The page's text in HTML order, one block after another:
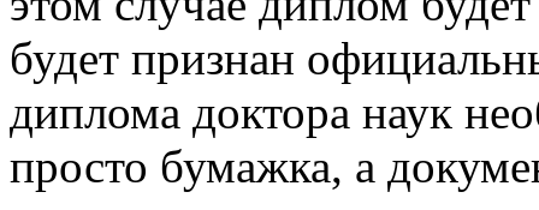
будет признан
диплома доктора наук
просто бумажка, а